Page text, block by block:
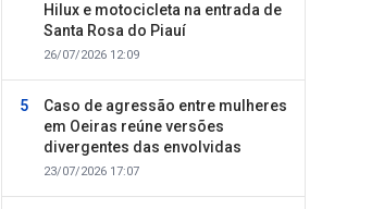
Hilux e motocicleta na entrada de
Santa Rosa do Piauí
26/07/2026 12:09
Caso de agressão entre mulheres
em Oeiras reúne versões
divergentes das envolvidas
23/07/2026 17:07